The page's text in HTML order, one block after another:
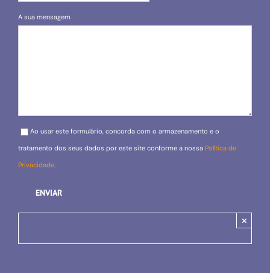
A sua mensagem
Please leave this field empty.
Ao usar este formulário, concorda com o armazenamento e o
tratamento dos seus dados por este site conforme a nossa Política de
Privacidade.
×